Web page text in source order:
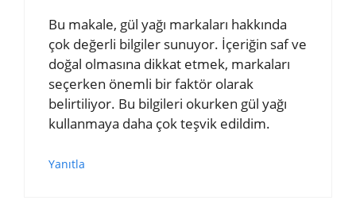
Bu makale, gül yağı markaları hakkında
çok değerli bilgiler sunuyor. İçeriğin saf ve
doğal olmasına dikkat etmek, markaları
seçerken önemli bir faktör olarak
belirtiliyor. Bu bilgileri okurken gül yağı
kullanmaya daha çok teşvik edildim.
Yanıtla